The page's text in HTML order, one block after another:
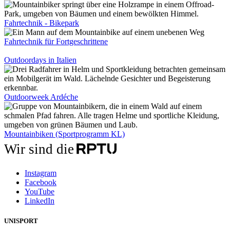
Fahrtechnik - Bikepark
Fahrtechnik für Fortgeschrittene
Outdoordays in Italien
Outdoorweek Ardéche
Mountainbiken (Sportprogramm KL)
Wir sind die
Instagram
Facebook
YouTube
LinkedIn
UNISPORT